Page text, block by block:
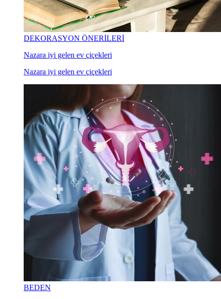
DEKORASYON ÖNERİLERİ
Nazara iyi gelen ev çiçekleri
Nazara iyi gelen ev çiçekleri
BEDEN